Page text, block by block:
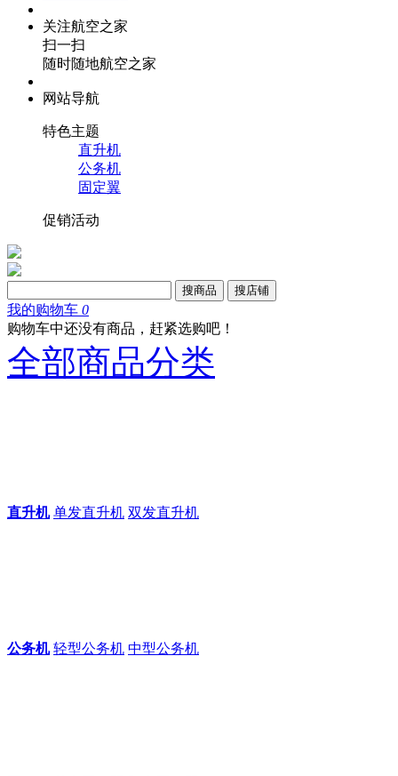
关注航空之家
扫一扫
随时随地航空之家
网站导航
特色主题
直升机
公务机
固定翼
促销活动
搜商品 搜店铺
我的购物车 0
购物车中还没有商品，赶紧选购吧！
全部商品分类
直升机 单发直升机 双发直升机
公务机 轻型公务机 中型公务机